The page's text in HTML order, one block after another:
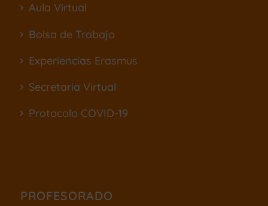
Aula Virtual
Bolsa de Trabajo
Experiencias Erasmus
Secretaria Virtual
Protocolo COVID-19
PROFESORADO